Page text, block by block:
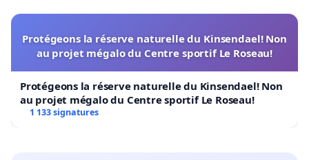
Protégeons la réserve naturelle du Kinsendael! Non
au projet mégalo du Centre sportif Le Roseau!
Protégeons la réserve naturelle du Kinsendael! Non
au projet mégalo du Centre sportif Le Roseau!
1 133 signatures